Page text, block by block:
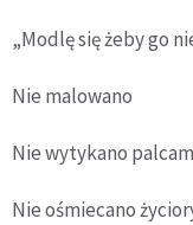
„Modlę się żeby go
Nie malowano
Nie wytykano
Nie ośmiecano